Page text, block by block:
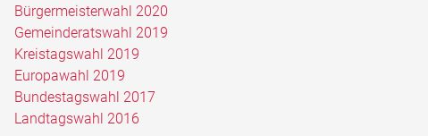
Bürgermeisterwahl 2020
Gemeinderatswahl 2019
Kreistagswahl 2019
Europawahl 2019
Bundestagswahl 2017
Landtagswahl 2016